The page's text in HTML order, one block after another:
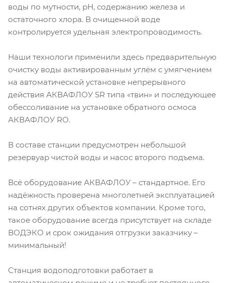
воды по мутности, рН, содержанию железа и
остаточного хлора. В очищенной воде
контролируется удельная электропроводимость.
Наши технологи применили здесь предварительную
очистку воды активированным углём с умягчением
на автоматической установке непрерывного
действия АКВАФЛОУ SR типа «твин» и последующее
обессоливание на установке обратного осмоса
АКВАФЛОУ RO.
В составе станции предусмотрен небольшой
резервуар чистой воды и насос второго подъема.
Всё оборудование АКВАФЛОУ – стандартное. Его
надёжность проверена многолетней эксплуатацией
на сотнях других объектов компании. Кроме того,
такое оборудование всегда присутствует на складе
ВОДЭКО и срок ожидания отгрузки заказчику –
минимальный!
Станция водоподготовки работает в